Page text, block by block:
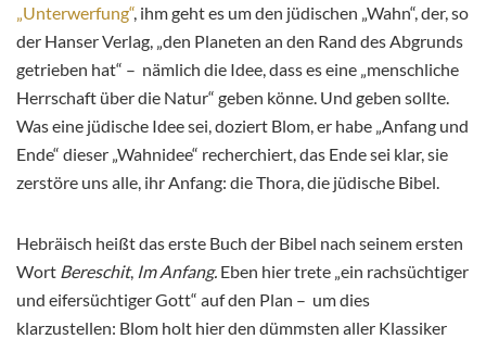
„Unterwerfung“, ihm geht es um den jüdischen „Wahn“, der, so
der Hanser Verlag, „den Planeten an den Rand des Abgrunds
getrieben hat“ – nämlich die Idee, dass es eine „menschliche
Herrschaft über die Natur“ geben könne. Und geben sollte.
Was eine jüdische Idee sei, doziert Blom, er habe „Anfang und
Ende“ dieser „Wahnidee“ recherchiert, das Ende sei klar, sie
zerstöre uns alle, ihr Anfang: die Thora, die jüdische Bibel.
Hebräisch heißt das erste Buch der Bibel nach seinem ersten
Wort Bereschit, Im Anfang. Eben hier trete „ein rachsüchtiger
und eifersüchtiger Gott“ auf den Plan – um dies
klarzustellen: Blom holt hier den dümmsten aller Klassiker